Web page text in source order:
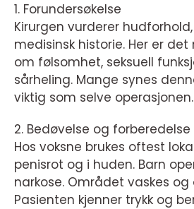
1. Forundersøkelse
Kirurgen vurderer
medisinsk historie. Her er
om følsomhet, seksuell
sårheling. Mange synes
viktig som selve operasjonen.
2. Bedøvelse og forberedelse
Hos voksne brukes oftest
penisrot og i huden. Barn
narkose. Området vaskes og
Pasienten kjenner trykk og